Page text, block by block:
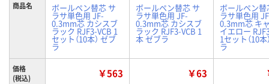
商品名 ボールペン替芯 サ
ラサ単色用 JF-
0.3mm芯 カシスブ
ラック RJF3-VCB 1
セット（10本） ゼブ
ラ
ボールペン替芯 サ
ラサ単色用 JF-
0.3mm芯 カシスブ
ラック RJF3-VCB 1
本 ゼブラ
ボールペン替
ラサ単色用
0.3mm芯 キ
イエロー
1セット（10本
ラ
価格
(税込)
￥563 ￥63